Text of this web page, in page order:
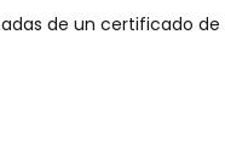
de un certificado de